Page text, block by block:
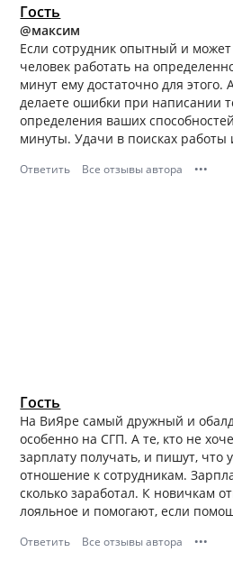
Гость
@максим
Если сотрудник опытный и
человек работать на
минут ему достаточно для
делаете ошибки при написании
определения ваших
минуты. Удачи в поисках работы
Ответить Все отзывы автора •••
Гость
На ВиЯре самый дружный и
особенно на СГП. А те, кто не
зарплату получать, и пишут, что
отношение к сотрудникам.
сколько заработал. К новичкам
лояльное и помогают, если
Ответить Все отзывы автора •••